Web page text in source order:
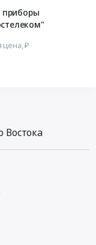
приборы
цена, ₽
Востока